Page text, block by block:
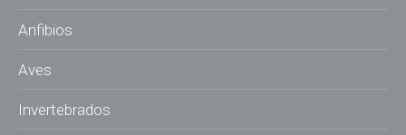
Anfibios
Aves
Invertebrados